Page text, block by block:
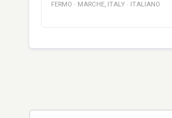
FERMO · MARCHE, ITALY · ITALIANO